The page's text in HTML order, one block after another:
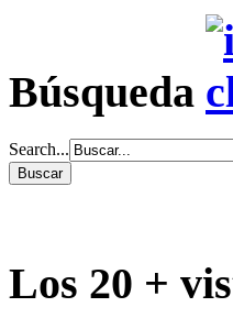
Búsqueda
Search...
Los 20 +